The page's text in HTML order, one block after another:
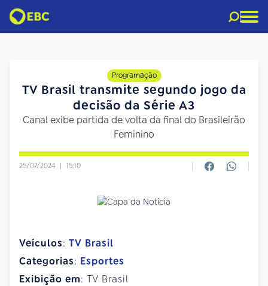
Programação
TV Brasil transmite segundo jogo da
decisão da Série A3
Canal exibe partida de volta da final do Brasileirão
Feminino
25/07/2024 | 15:10
Veículos: TV Brasil
Categorias: Esportes
Exibição em: TV Brasil